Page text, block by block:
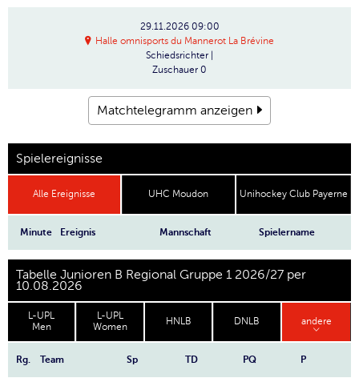
29.11.2026 09:00
Halle omnisports du Mannerot La Brévine
Schiedsrichter
Zuschauer 0
Matchtelegramm anzeigen
Spielereignisse
Alle Ereignisse UHC Moudon Unihockey Club Payerne
Minute Ereignis Mannschaft Spielername
Tabelle Junioren B Regional Gruppe 1 2026/27 per
10.08.2026
L-UPL
Men
L-UPL
Women
HNLB DNLB andere
Rg. Team Sp TD PQ P